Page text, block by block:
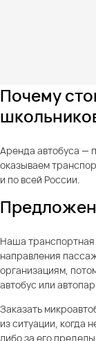
Почему
Аренда автобуса —
оказываем
и по всей России.
Наша транспортная
направления
организациям,
автобус или
Заказать
из ситуации, когда
либо за его